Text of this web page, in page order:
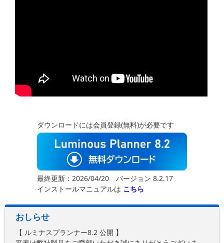
ダウンロードには会員登録(無料)が必要です
最終更新：2026/04/20 バージョン 8.2.17
インストールマニュアルは こちら
おしらせ
【 ルミナスプランナー8.2 公開 】